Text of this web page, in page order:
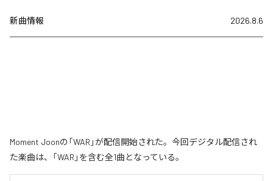
新曲情報 2026.8.6
Moment Joonの「WAR」が配信開始された。今回デジタル配信され
た楽曲は、「WAR」を含む全1曲となっている。